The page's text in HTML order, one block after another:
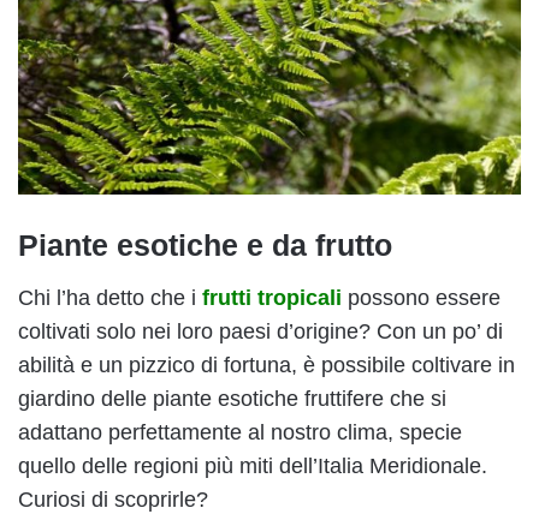
Piante esotiche e da frutto
Chi l’ha detto che i frutti tropicali possono essere
coltivati solo nei loro paesi d’origine? Con un po’ di
abilità e un pizzico di fortuna, è possibile coltivare in
giardino delle piante esotiche fruttifere che si
adattano perfettamente al nostro clima, specie
quello delle regioni più miti dell’Italia Meridionale.
Curiosi di scoprirle?